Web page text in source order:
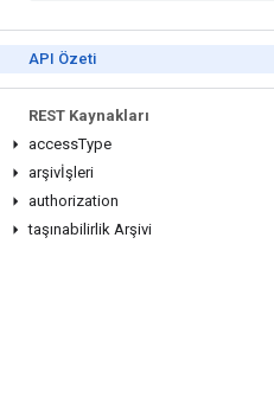
API Özeti
REST Kaynakları
accessType
arşivİşleri
authorization
taşınabilirlik Arşivi